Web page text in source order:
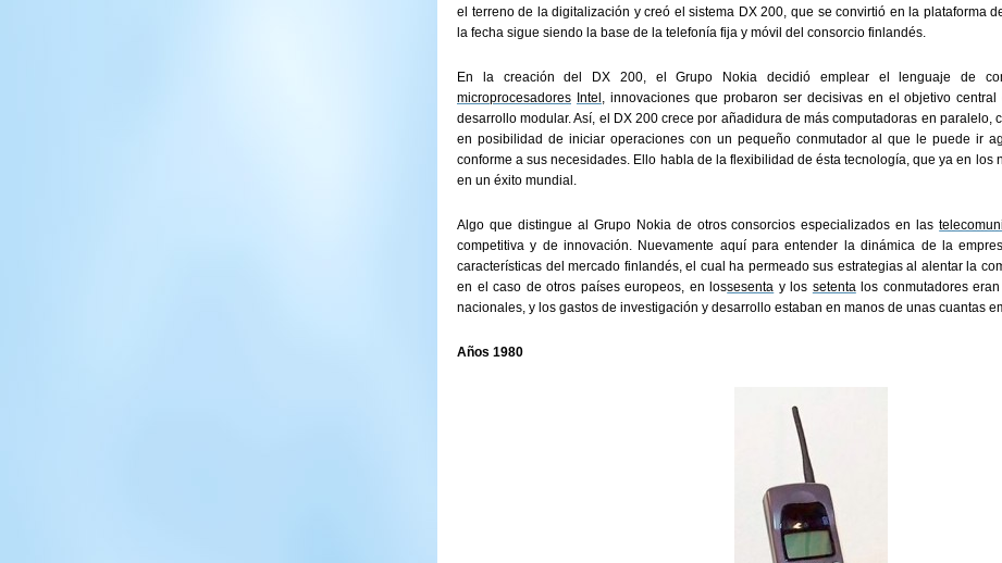
el terreno de la digitalización y creó el sistema DX 200, que se convirtió en la plataforma
la fecha sigue siendo la base de la telefonía fija y móvil del consorcio finlandés.
En la creación del DX 200, el Grupo Nokia decidió emplear el lenguaje de
microprocesadores Intel , innovaciones que probaron ser decisivas en el objetivo
desarrollo modular. Así, el DX 200 crece por añadidura de más computadoras en paralelo,
en posibilidad de iniciar operaciones con un pequeño conmutador al que le puede ir
conforme a sus necesidades. Ello habla de la flexibilidad de ésta tecnología, que ya en los
en un éxito mundial.
Algo que distingue al Grupo Nokia de otros consorcios especializados en las
competitiva y de innovación. Nuevamente aquí para entender la dinámica de la
características del mercado finlandés, el cual ha permeado sus estrategias al alentar la
en el caso de otros países europeos, en lossesenta y los setentalos conmutadores
nacionales, y los gastos de investigación y desarrollo estaban en manos de unas cuantas
Años 1980